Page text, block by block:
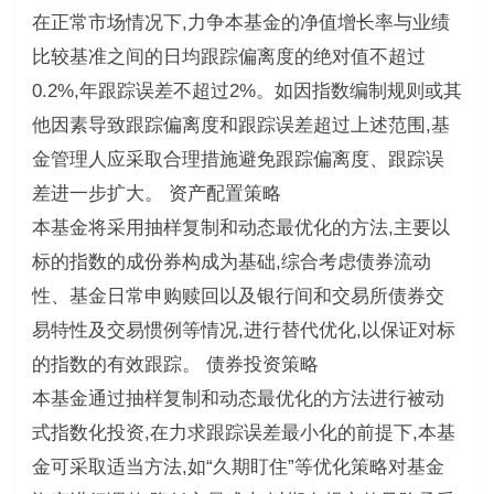
在正常市场情况下,力争本基金的净值增长率与业绩
比较基准之间的日均跟踪偏离度的绝对值不超过
0.2%,年跟踪误差不超过2%。如因指数编制规则或其
他因素导致跟踪偏离度和跟踪误差超过上述范围,基
金管理人应采取合理措施避免跟踪偏离度、跟踪误
差进一步扩大。 资产配置策略
本基金将采用抽样复制和动态最优化的方法,主要以
标的指数的成份券构成为基础,综合考虑债券流动
性、基金日常申购赎回以及银行间和交易所债券交
易特性及交易惯例等情况,进行替代优化,以保证对标
的指数的有效跟踪。 债券投资策略
本基金通过抽样复制和动态最优化的方法进行被动
式指数化投资,在力求跟踪误差最小化的前提下,本基
金可采取适当方法,如“久期盯住”等优化策略对基金